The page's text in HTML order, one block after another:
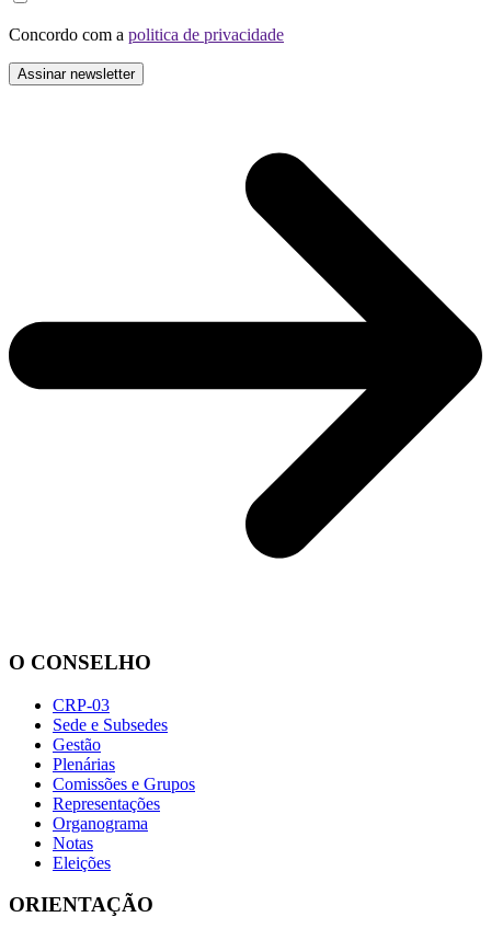
Concordo com a politica de privacidade
O CONSELHO
CRP-03
Sede e Subsedes
Gestão
Plenárias
Comissões e Grupos
Representações
Organograma
Notas
Eleições
ORIENTAÇÃO